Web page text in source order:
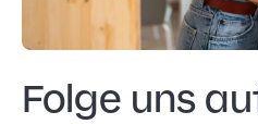
Folge uns